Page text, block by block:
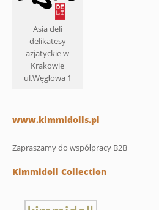
Asia deli
delikatesy
azjatyckie w
Krakowie
ul.Węgłowa 1
www.kimmidolls.pl
Zapraszamy do współpracy B2B
Kimmidoll Collection